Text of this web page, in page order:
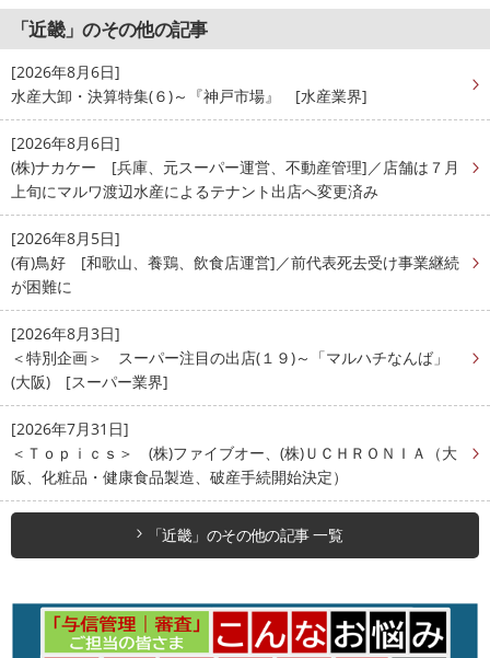
「近畿」のその他の記事
[2026年8月6日]
水産大卸・決算特集(６)～『神戸市場』 [水産業界]
[2026年8月6日]
(株)ナカケー [兵庫、元スーパー運営、不動産管理]／店舗は７月
上旬にマルワ渡辺水産によるテナント出店へ変更済み
[2026年8月5日]
(有)鳥好 [和歌山、養鶏、飲食店運営]／前代表死去受け事業継続
が困難に
[2026年8月3日]
＜特別企画＞ スーパー注目の出店(１９)～「マルハチなんば」
(大阪) [スーパー業界]
[2026年7月31日]
＜Ｔｏｐｉｃｓ＞ (株)ファイブオー、(株)ＵＣＨＲＯＮＩＡ（大
阪、化粧品・健康食品製造、破産手続開始決定）
「近畿」のその他の記事 一覧